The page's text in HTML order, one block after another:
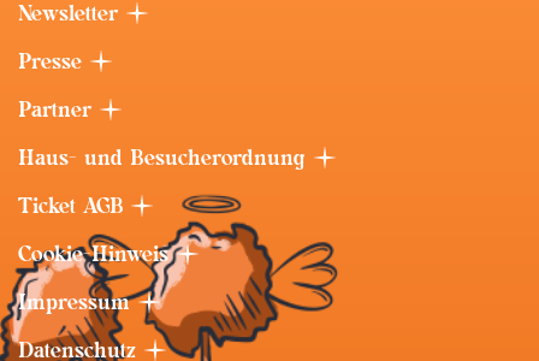
Newsletter
Presse
Partner
Haus- und Besucherordnung
Ticket AGB
Cookie-Hinweis
Impressum
Datenschutz